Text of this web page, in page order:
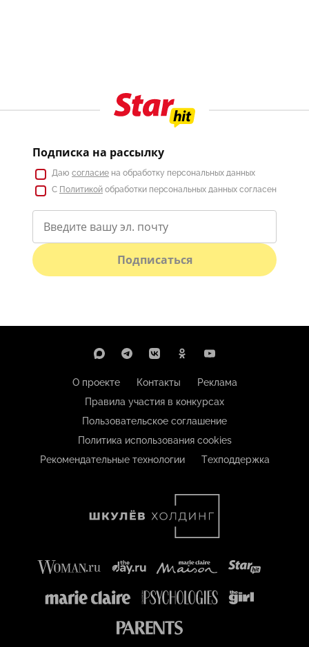
Подписка на рассылку
Даю согласие на обработку персональных данных
С Политикой обработки персональных данных согласен
Подписаться
О проекте Контакты
Реклама
Правила участия в конкурсах
Пользовательское соглашение
Политика использования cookies
Рекомендательные технологии
Техподдержка